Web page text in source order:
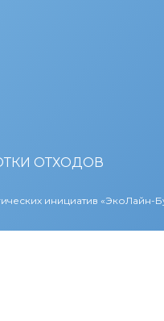
ОТХОДОВ
инициатив «ЭкоЛайн-